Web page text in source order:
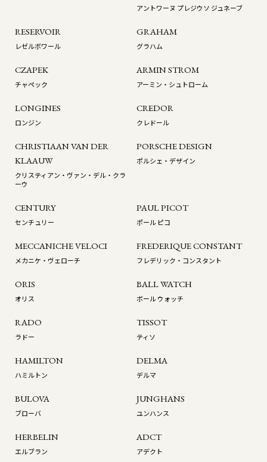
アントワーヌ プレジウソ ジュネーブ
RESERVOIR
レゼルボワール
GRAHAM
グラハム
CZAPEK
チャペック
ARMIN STROM
アーミン・シュトローム
LONGINES
ロンジン
CREDOR
クレドール
CHRISTIAAN VAN DER
KLAAUW
クリスティアン・ヴァン・デル・クラ
ーウ
PORSCHE DESIGN
ポルシェ・デザイン
CENTURY
センチュリー
PAUL PICOT
ポール ピコ
MECCANICHE VELOCI
メカニケ・ヴェローチ
FREDERIQUE CONSTANT
フレデリック・コンスタント
ORIS
オリス
BALL WATCH
ボール ウォッチ
RADO
ラドー
TISSOT
ティソ
HAMILTON
ハミルトン
DELMA
デルマ
BULOVA
ブローバ
JUNGHANS
ユンハンス
HERBELIN
エルブラン
ADCT
アデクト